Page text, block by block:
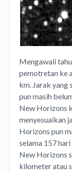
Mengawali
pemotretan ke
km. Jarak yang
pun masih
New Horizons
menyesuaikan
Horizons pun
selama 157
New Horizons
kilometer atau